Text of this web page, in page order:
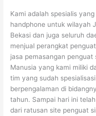
Kami adalah spesialis
handphone untuk wilayah
Bekasi dan juga seluruh
menjual perangkat
jasa pemasangan penguat
Manusia yang kami miliki
tim yang sudah
berpengalaman di
tahun. Sampai hari ini
dari ratusan site penguat